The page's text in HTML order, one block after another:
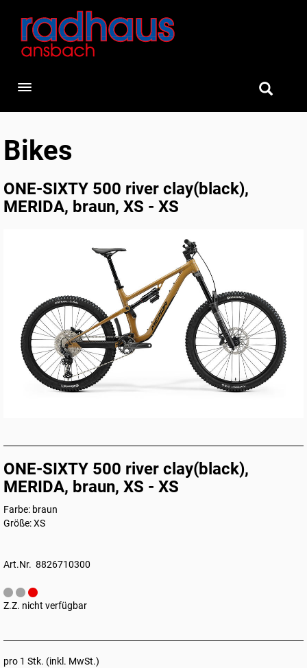
Toggle navigation
Bikes
ONE-SIXTY 500 river clay(black),
MERIDA, braun, XS - XS
ONE-SIXTY 500 river clay(black),
MERIDA, braun, XS - XS
Farbe: braun
Größe: XS
Art.Nr. 8826710300
Z.Z. nicht verfügbar
pro 1 Stk. (inkl. MwSt.)